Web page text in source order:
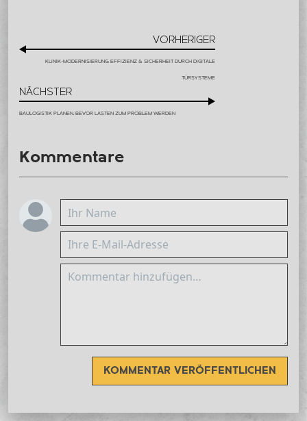
VORHERIGER
KLINIK-MODERNISIERUNG: EFFIZIENZ & SICHERHEIT DURCH DIGITALE
TÜRSYSTEME
NÄCHSTER
BAULOGISTIK PLANEN, BEVOR LASTEN ZUM PROBLEM WERDEN
Kommentare
KOMMENTAR VERÖFFENTLICHEN